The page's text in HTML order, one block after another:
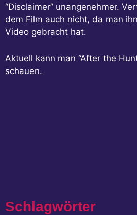
“Disclaimer” unangenehmer.
dem Film auch nicht, da man
Video gebracht hat.
Aktuell kann man “After the
schauen.
Schlagwörter